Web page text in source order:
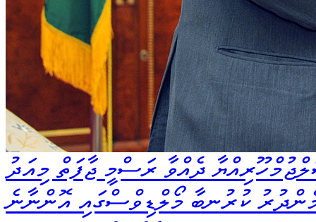
ދެއްވާ ރަސްމީ ޖާފަތް މިއަދު
ކުރުނބާ މޯލްޑިވްސްގައި އޮންނާނެ